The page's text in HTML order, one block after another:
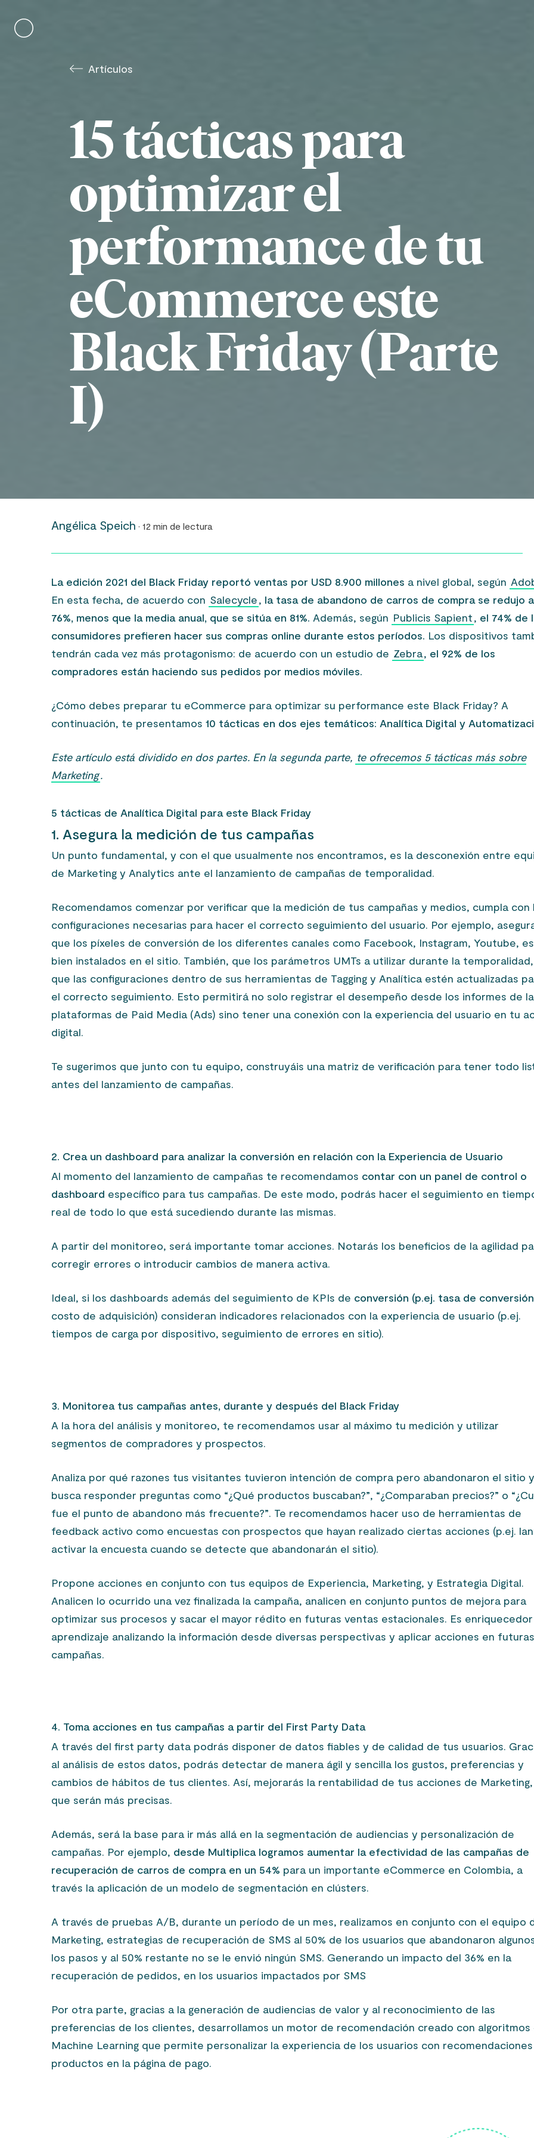
content
Artículos
15 tácticas para
optimizar el
performance de tu
eCommerce este
Black Friday (Parte
I)
Angélica Speich · 12 min de lectura
La edición 2021 del Black Friday reportó ventas por USD 8.900 millones a nivel global, según
En esta fecha, de acuerdo con Salecycle, la tasa de abandono de carros de compra se redujo a
76%, menos que la media anual, que se sitúa en 81%. Además, según Publicis Sapient, el 74% de
consumidores prefieren hacer sus compras online durante estos períodos. Los dispositivos
tendrán cada vez más protagonismo: de acuerdo con un estudio de Zebra, el 92% de los
compradores están haciendo sus pedidos por medios móviles.
¿Cómo debes preparar tu eCommerce para optimizar su performance este Black Friday? A
continuación, te presentamos10 tácticas en dos ejes temáticos: Analítica Digital y
Este artículo está dividido en dos partes. En la segunda parte, te ofrecemos 5 tácticas más sobre
Marketing.
5 tácticas de Analítica Digital para este Black Friday
1. Asegura la medición de tus campañas
Un punto fundamental, y con el que usualmente nos encontramos, es la desconexión entre
de Marketing y Analytics ante el lanzamiento de campañas de temporalidad.
Recomendamos comenzar por verificar que la medición de tus campañas y medios, cumpla con
configuraciones necesarias para hacer el correcto seguimiento del usuario. Por ejemplo,
que los píxeles de conversión de los diferentes canales como Facebook, Instagram, Youtube,
bien instalados en el sitio. También, que los parámetros UMTs a utilizar durante la
que las configuraciones dentro de sus herramientas de Tagging y Analítica estén actualizadas
el correcto seguimiento. Esto permitirá no solo registrar el desempeño desde los informes de
plataformas de Paid Media (Ads) sino tener una conexión con la experiencia del usuario en tu
digital.
Te sugerimos que junto con tu equipo, construyáis una matriz de verificación para tener todo
antes del lanzamiento de campañas.
2. Crea un dashboard para analizar la conversión en relación con la Experiencia de Usuario
Al momento del lanzamiento de campañas te recomendamos contar con un panel de control o
dashboard específico para tus campañas. De este modo, podrás hacer el seguimiento en
real de todo lo que está sucediendo durante las mismas.
A partir del monitoreo, será importante tomar acciones. Notarás los beneficios de la agilidad
corregir errores o introducir cambios de manera activa.
Ideal, si los dashboards además del seguimiento de KPIs de conversión (p.ej. tasa de
costo de adquisición) consideran indicadores relacionados con la experiencia de usuario (p.ej.
tiempos de carga por dispositivo, seguimiento de errores en sitio).
3. Monitorea tus campañas antes, durante y después del Black Friday
A la hora del análisis y monitoreo, te recomendamos usar al máximo tu medición y utilizar
segmentos de compradores y prospectos.
Analiza por qué razones tus visitantes tuvieron intención de compra pero abandonaron el sitio y
busca responder preguntas como “¿Qué productos buscaban?”, “¿Comparaban precios?” o
fue el punto de abandono más frecuente?”. Te recomendamos hacer uso de herramientas de
feedback activo como encuestas con prospectos que hayan realizado ciertas acciones (p.ej.
activar la encuesta cuando se detecte que abandonarán el sitio).
Propone acciones en conjunto con tus equipos de Experiencia, Marketing, y Estrategia Digital.
Analicen lo ocurrido una vez finalizada la campaña, analicen en conjunto puntos de mejora para
optimizar sus procesos y sacar el mayor rédito en futuras ventas estacionales. Es
aprendizaje analizando la información desde diversas perspectivas y aplicar acciones en futuras
campañas.
4. Toma acciones en tus campañas a partir del First Party Data
A través del first party data podrás disponer de datos fiables y de calidad de tus usuarios.
al análisis de estos datos, podrás detectar de manera ágil y sencilla los gustos, preferencias y
cambios de hábitos de tus clientes. Así, mejorarás la rentabilidad de tus acciones de
que serán más precisas.
Además, será la base para ir más allá en la segmentación de audiencias y personalización de
campañas. Por ejemplo, desde Multiplica logramos aumentar la efectividad de las campañas de
recuperación de carros de compra en un 54% para un importante eCommerce en Colombia, a
través la aplicación de un modelo de segmentación en clústers.
A través de pruebas A/B, durante un período de un mes, realizamos en conjunto con el equipo
Marketing, estrategias de recuperación de SMS al 50% de los usuarios que abandonaron
los pasos y al 50% restante no se le envió ningún SMS. Generando un impacto del 36% en la
recuperación de pedidos, en los usuarios impactados por SMS
Por otra parte, gracias a la generación de audiencias de valor y al reconocimiento de las
preferencias de los clientes, desarrollamos un motor de recomendación creado con algoritmos
Machine Learning que permite personalizar la experiencia de los usuarios con
productos en la página de pago.